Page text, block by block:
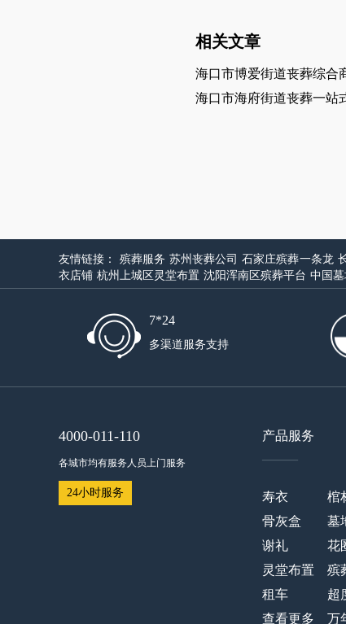
相关文章
海口市博爱街道丧葬综合
海口市海府街道丧葬一站
友情链接： 殡葬服务 苏州丧葬公司 石家庄殡葬一条龙
衣店铺 杭州上城区灵堂布置 沈阳浑南区殡葬平台 中国墓
7*24
多渠道服务支持
4000-011-110
各城市均有服务人员上门服务
24小时服务
产品服务
——
寿衣
棺
骨灰盒
墓
谢礼
花
灵堂布置
殡
租车
超
查看更多
万